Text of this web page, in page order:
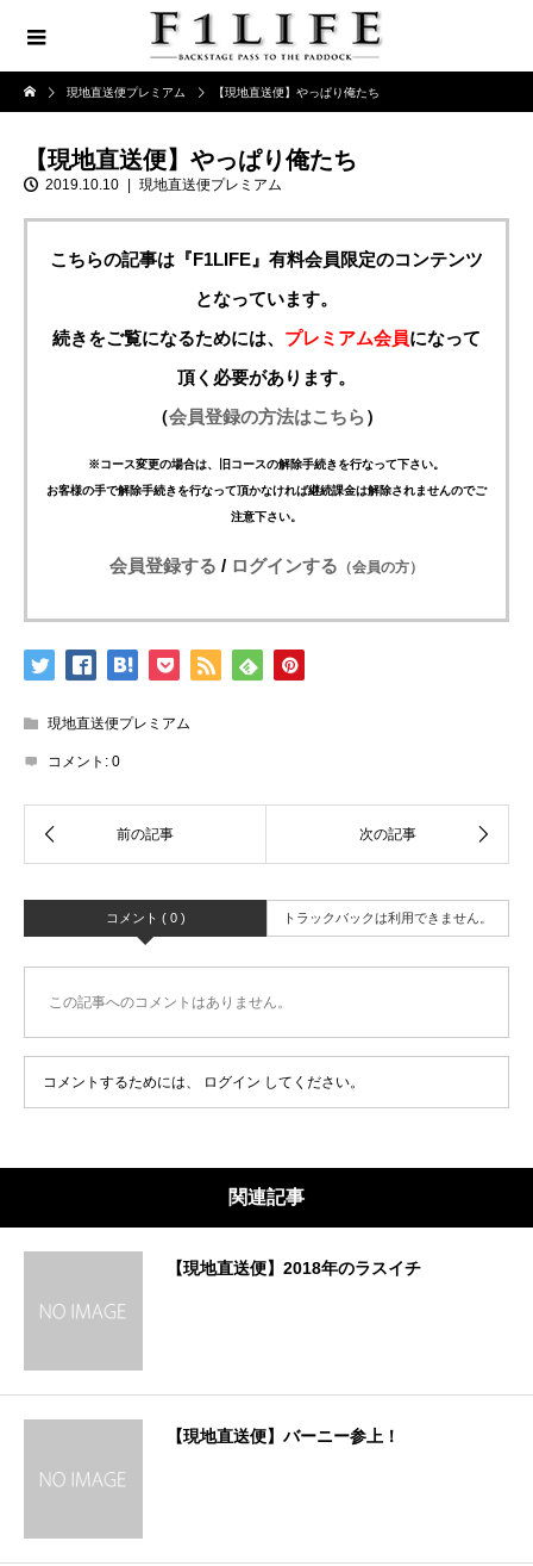
現地直送便プレミアム 【現地直送便】やっぱり俺たち
【現地直送便】やっぱり俺たち
2019.10.10 現地直送便プレミアム
こちらの記事は『F1LIFE』有料会員限定のコンテンツ
となっています。
続きをご覧になるためには、 プレミアム会員になって
頂く必要があります。
（会員登録の方法はこちら）
※コース変更の場合は、旧コースの解除手続きを行なって下さい。
お客様の手で解除手続きを行なって頂かなければ継続課金は解除されませんのでご
注意下さい。
会員登録する / ログインする （会員の方）
現地直送便プレミアム
コメント: 0
コメント ( 0 ) トラックバックは利用できません。
この記事へのコメントはありません。
コメントするためには、 ログイン してください。
関連記事
【現地直送便】2018年のラスイチ
【現地直送便】バーニー参上！